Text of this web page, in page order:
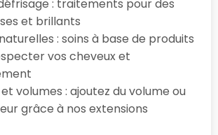
: traitements pour des
et brillants
: soins à base de produits
vos cheveux et
volumes : ajoutez du volume ou
grâce à nos extensions